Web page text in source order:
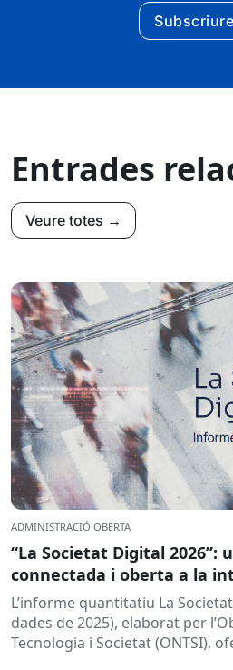
Entrades
Veure totes →
ADMINISTRACIÓ OBERTA
“La Societat Digital 2026”:
connectada i oberta a la
L’informe quantitatiu La
dades de 2025), elaborat per
Tecnologia i Societat (ONTSI),